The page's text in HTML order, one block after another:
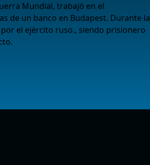
Mundial, trabajó en el
de un banco en Budapest. Durante la
el ejército ruso., siendo prisionero